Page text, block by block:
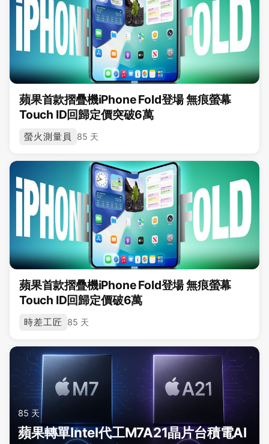
蘋果首款摺疊機iPhone Fold登場 無痕螢幕
Touch ID回歸定價突破6萬
螢火測量員 85 天
蘋果首款摺疊機iPhone Fold登場 無痕螢幕
Touch ID回歸定價破6萬
時差工匠 85 天
85 天
蘋果轉單Intel代工M7A21晶片台積電AI